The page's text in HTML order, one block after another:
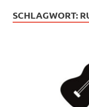
SCHLAGWORT: